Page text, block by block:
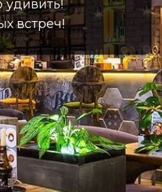
удивить!
встреч!